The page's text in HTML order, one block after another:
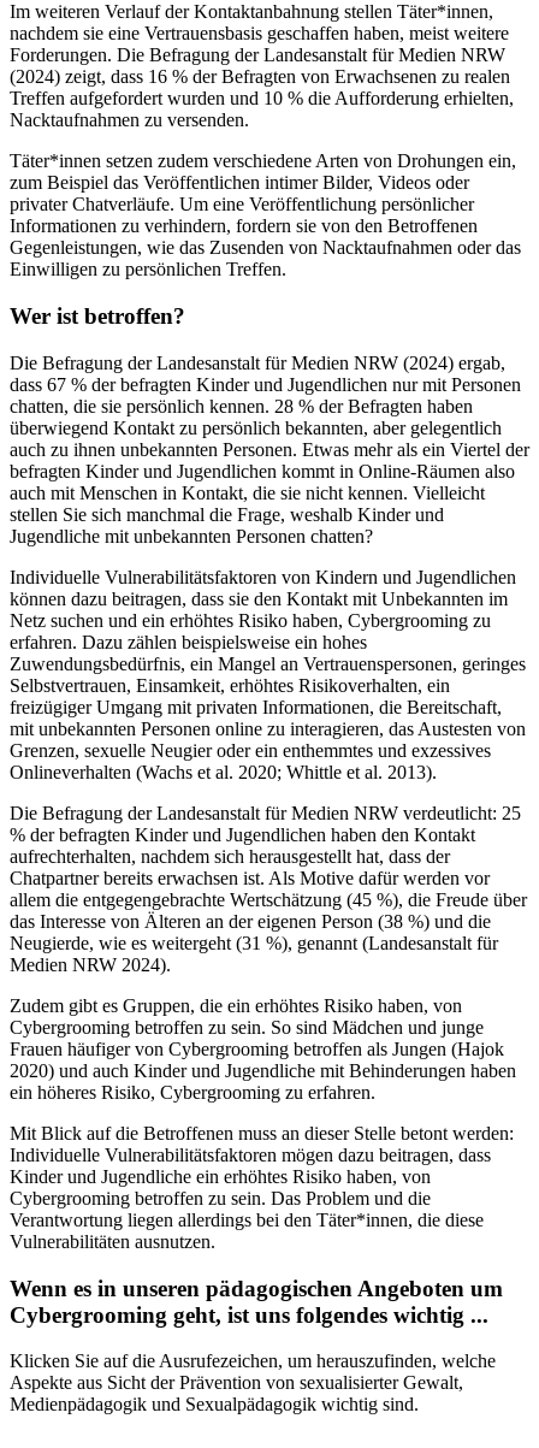
Im weiteren Verlauf der Kontaktanbahnung stellen Täter*innen,
nachdem sie eine Vertrauensbasis geschaffen haben, meist weitere
Forderungen. Die Befragung der Landesanstalt für Medien NRW
(2024) zeigt, dass 16 % der Befragten von Erwachsenen zu realen
Treffen aufgefordert wurden und 10 % die Aufforderung erhielten,
Nacktaufnahmen zu versenden.
Täter*innen setzen zudem verschiedene Arten von Drohungen ein,
zum Beispiel das Veröffentlichen intimer Bilder, Videos oder
privater Chatverläufe. Um eine Veröffentlichung persönlicher
Informationen zu verhindern, fordern sie von den Betroffenen
Gegenleistungen, wie das Zusenden von Nacktaufnahmen oder das
Einwilligen zu persönlichen Treffen.
Wer ist betroffen?
Die Befragung der Landesanstalt für Medien NRW (2024) ergab,
dass 67 % der befragten Kinder und Jugendlichen nur mit Personen
chatten, die sie persönlich kennen. 28 % der Befragten haben
überwiegend Kontakt zu persönlich bekannten, aber gelegentlich
auch zu ihnen unbekannten Personen. Etwas mehr als ein Viertel der
befragten Kinder und Jugendlichen kommt in Online-Räumen also
auch mit Menschen in Kontakt, die sie nicht kennen. Vielleicht
stellen Sie sich manchmal die Frage, weshalb Kinder und
Jugendliche mit unbekannten Personen chatten?
Individuelle Vulnerabilitätsfaktoren von Kindern und Jugendlichen
können dazu beitragen, dass sie den Kontakt mit Unbekannten im
Netz suchen und ein erhöhtes Risiko haben, Cybergrooming zu
erfahren. Dazu zählen beispielsweise ein hohes
Zuwendungsbedürfnis, ein Mangel an Vertrauenspersonen, geringes
Selbstvertrauen, Einsamkeit, erhöhtes Risikoverhalten, ein
freizügiger Umgang mit privaten Informationen, die Bereitschaft,
mit unbekannten Personen online zu interagieren, das Austesten von
Grenzen, sexuelle Neugier oder ein enthemmtes und exzessives
Onlineverhalten (Wachs et al. 2020; Whittle et al. 2013).
Die Befragung der Landesanstalt für Medien NRW verdeutlicht: 25
% der befragten Kinder und Jugendlichen haben den Kontakt
aufrechterhalten, nachdem sich herausgestellt hat, dass der
Chatpartner bereits erwachsen ist. Als Motive dafür werden vor
allem die entgegengebrachte Wertschätzung (45 %), die Freude über
das Interesse von Älteren an der eigenen Person (38 %) und die
Neugierde, wie es weitergeht (31 %), genannt (Landesanstalt für
Medien NRW 2024).
Zudem gibt es Gruppen, die ein erhöhtes Risiko haben, von
Cybergrooming betroffen zu sein. So sind Mädchen und junge
Frauen häufiger von Cybergrooming betroffen als Jungen (Hajok
2020) und auch Kinder und Jugendliche mit Behinderungen haben
ein höheres Risiko, Cybergrooming zu erfahren.
Mit Blick auf die Betroffenen muss an dieser Stelle betont werden:
Individuelle Vulnerabilitätsfaktoren mögen dazu beitragen, dass
Kinder und Jugendliche ein erhöhtes Risiko haben, von
Cybergrooming betroffen zu sein. Das Problem und die
Verantwortung liegen allerdings bei den Täter*innen, die diese
Vulnerabilitäten ausnutzen.
Wenn es in unseren pädagogischen Angeboten um
Cybergrooming geht, ist uns folgendes wichtig ...
Klicken Sie auf die Ausrufezeichen, um herauszufinden, welche
Aspekte aus Sicht der Prävention von sexualisierter Gewalt,
Medienpädagogik und Sexualpädagogik wichtig sind.